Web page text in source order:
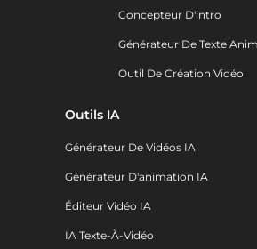
Concepteur D'intro
Générateur De Texte
Outil De Création Vidéo
Outils IA
Générateur De Vidéos IA
Générateur D'animation IA
Éditeur Vidéo IA
IA Texte-À-Vidéo